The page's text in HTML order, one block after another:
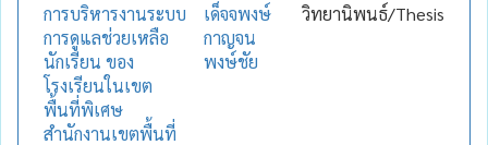
การบริหารงานระบบ
การดูแลช่วยเหลือ
นักเรียน ของ
โรงเรียนในเขต
พื้นที่พิเศษ
สำนักงานเขตพื้นที่
เด็จจพงษ์
กาญจน
พงษ์ชัย
วิทยานิพนธ์/Thesis